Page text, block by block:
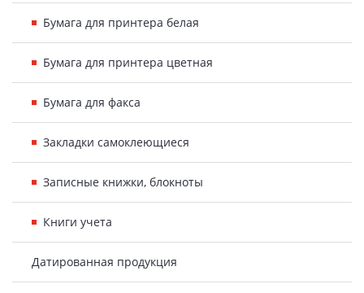
Бумага для принтера белая
Бумага для принтера цветная
Бумага для факса
Закладки самоклеющиеся
Записные книжки, блокноты
Книги учета
Датированная продукция